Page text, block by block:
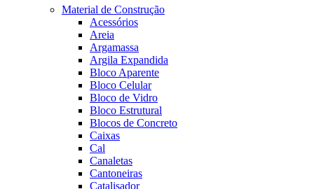
Material de Construção
Acessórios
Areia
Argamassa
Argila Expandida
Bloco Aparente
Bloco Celular
Bloco de Vidro
Bloco Estrutural
Blocos de Concreto
Caixas
Cal
Canaletas
Cantoneiras
Catalisador